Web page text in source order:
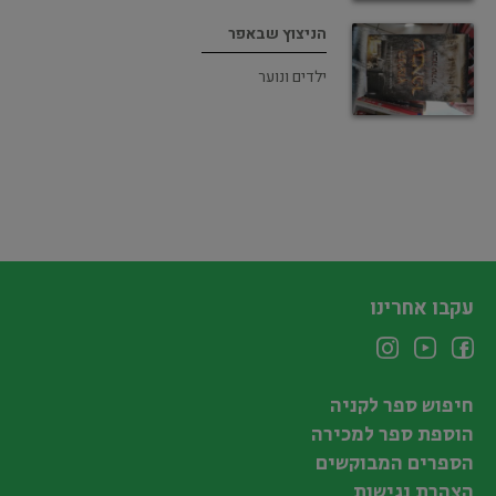
הניצוץ שבאפר
ילדים ונוער
עקבו אחרינו
חיפוש ספר לקניה
הוספת ספר למכירה
הספרים המבוקשים